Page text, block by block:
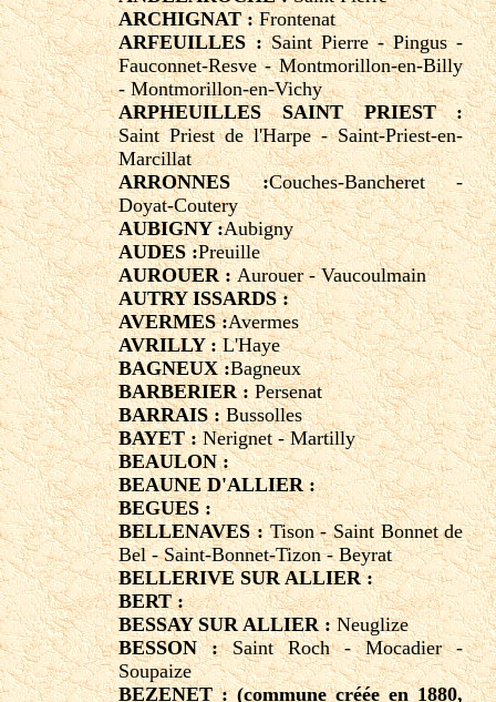
ARCHIGNAT :Frontenat
ARFEUILLES :Saint Pierre - Pingus -
Fauconnet-Resve - Montmorillon-en-Billy
- Montmorillon-en-Vichy
ARPHEUILLES SAINT PRIEST :
Saint Priest de l'Harpe - Saint-Priest-en-
Marcillat
ARRONNES :Couches-Bancheret -
Doyat-Coutery
AUBIGNY :Aubigny
AUDES :Preuille
AUROUER :Aurouer - Vaucoulmain
AUTRY ISSARDS :
AVERMES :Avermes
AVRILLY :L'Haye
BAGNEUX :Bagneux
BARBERIER :Persenat
BARRAIS :Bussolles
BAYET :Nerignet - Martilly
BEAULON :
BEAUNE D'ALLIER :
BEGUES :
BELLENAVES :Tison - Saint Bonnet de
Bel - Saint-Bonnet-Tizon - Beyrat
BELLERIVE SUR ALLIER :
BERT :
BESSAY SUR ALLIER :Neuglize
BESSON :Saint Roch - Mocadier -
Soupaize
BEZENET : (commune créée en 1880,